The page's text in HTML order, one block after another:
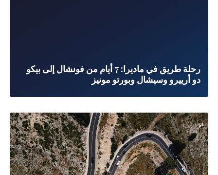
رحلة طريق في ماديرا: 7 أيام من فونشال إلى بيكو
دو أرييرو وسيشال وبورتو مونيز